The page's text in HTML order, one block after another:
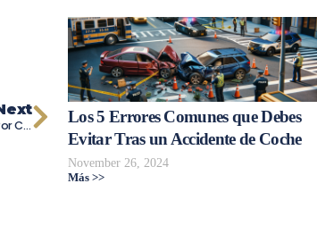
Estrella De Telenovelas Haley Pullos Arrestada Por Conducir Bajo La Influencia Y Causar Un Accidente Automovilístico
Los 5 Errores Comunes que Debes
Evitar Tras un Accidente de Coche
November 26, 2024
Más >>